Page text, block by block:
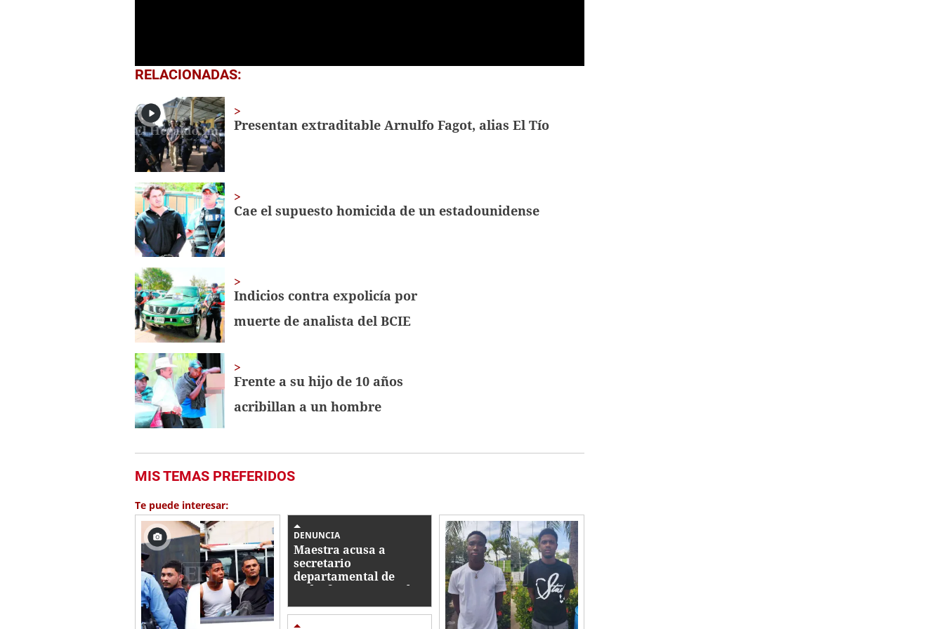
0
seconds
23
secondsVolume
0%
RELACIONADAS:
Presentan extraditable Arnulfo Fagot, alias El Tío
Cae el supuesto homicida de un estadounidense
Indicios contra expolicía por
muerte de analista del BCIE
Frente a su hijo de 10 años
acribillan a un hombre
MIS TEMAS PREFERIDOS
Te puede interesar:
DENUNCIA
Maestra acusa a
secretario
departamental de
pedir favores sexuales
a cambio de una plaza